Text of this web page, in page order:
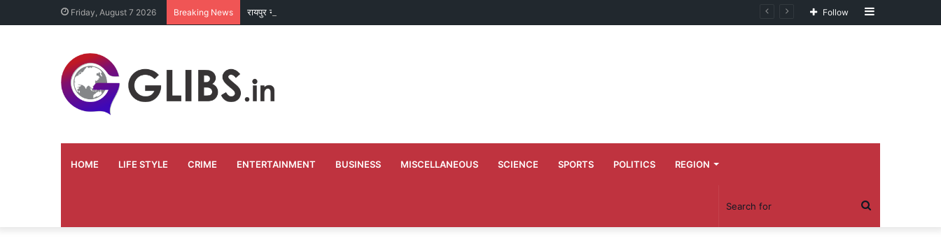
Friday, August 7 2026 Breaking News रायपुर नगर निगम में अभियंताओं को दी गयी नवीन पदस्थापना Sidebar
Follow
HOME LIFE STYLE CRIME ENTERTAINMENT BUSINESS MISCELLANEOUS SCIENCE SPORTS POLITICS REGION
Search